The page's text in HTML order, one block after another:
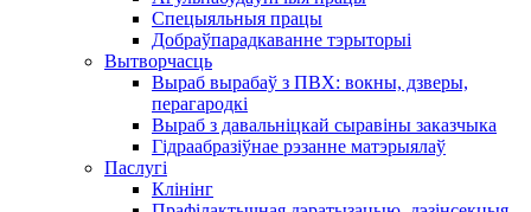
Спецыяльныя працы
Добраўпарадкаванне тэрыторыі
Вытворчасць
Выраб вырабаў з ПВХ: вокны, дзверы,
перагародкі
Выраб з давальніцкай сыравіны заказчыка
Гідраабразіўнае рэзанне матэрыялаў
Паслугі
Клінінг